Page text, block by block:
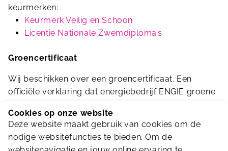
keurmerken:
Keurmerk Veilig en Schoon
Licentie Nationale Zwemdiploma’s
Groencertificaat
Wij beschikken over een groencertificaat. Een
officiële verklaring dat energiebedrijf ENGIE groene
100% groen is en daarmee duurzaam is opgewekt.
We vinden het belangrijk om duurzaam te
ondernemen, dit is tenslotte beter voor het milieu.
Cookies op onze website
Deze website maakt gebruik van cookies om de
nodige websitefuncties te bieden. Om de